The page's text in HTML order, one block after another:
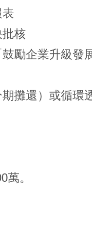
核
勵企業升級發
攤還）或循環
。